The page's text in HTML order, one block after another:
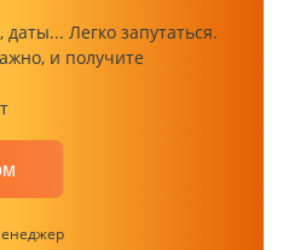
Легко запутаться.
и получите